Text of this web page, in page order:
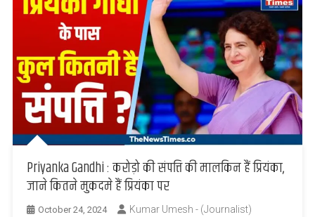
Priyanka Gandhi : करोड़ो की संपत्ति की मालकिन हैं प्रियंका,
जाने कितने मुकदमे हैं प्रियंका पर
October 24, 2024 Kumar Umesh - (Journalist)